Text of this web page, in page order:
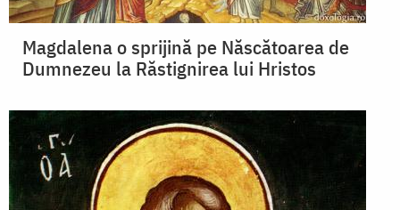
Magdalena o sprijină pe Născătoarea de
Dumnezeu la Răstignirea lui Hristos